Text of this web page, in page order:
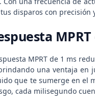
disparos con
MPRT
MPRT de 1 ms
una ventaja en
que te sumerge en el
cada milisegundo